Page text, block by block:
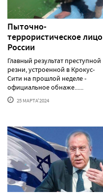
Пыточно-
террористическое лицо
России
Главный результат преступной
резни, устроенной в Крокус-
Сити на прошлой неделе -
официальное обнаже......
25 МАРТА'2024